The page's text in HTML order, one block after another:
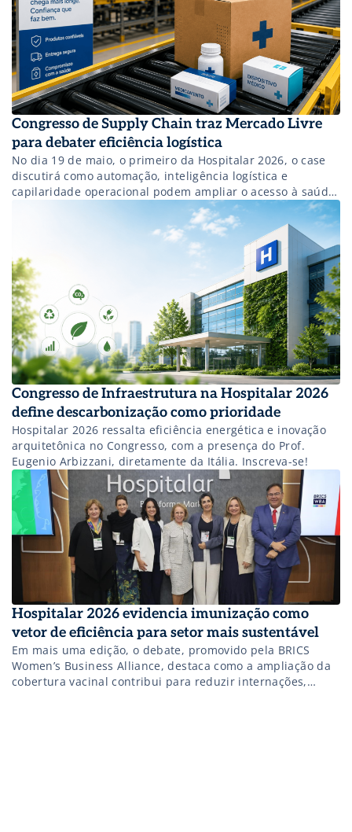
Congresso de Supply Chain traz Mercado Livre
para debater eficiência logística
No dia 19 de maio, o primeiro da Hospitalar 2026, o case
discutirá como automação, inteligência logística e
capilaridade operacional podem ampliar o acesso à saúde,
reduzir gargalos de abastecimento e inspirar novos
Congresso de Infraestrutura na Hospitalar 2026
define descarbonização como prioridade
Hospitalar 2026 ressalta eficiência energética e inovação
arquitetônica no Congresso, com a presença do Prof.
Eugenio Arbizzani, diretamente da Itália. Inscreva-se!
Hospitalar 2026 evidencia imunização como
vetor de eficiência para setor mais sustentável
Em mais uma edição, o debate, promovido pela BRICS
Women’s Business Alliance, destaca como a ampliação da
cobertura vacinal contribui para reduzir internações,